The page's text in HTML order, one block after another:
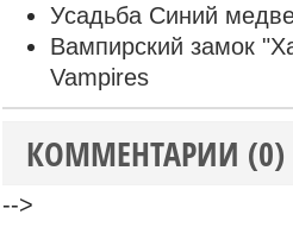
Усадьба Синий
Вампирский замок
Vampires
КОММЕНТАРИИ (0)
-->